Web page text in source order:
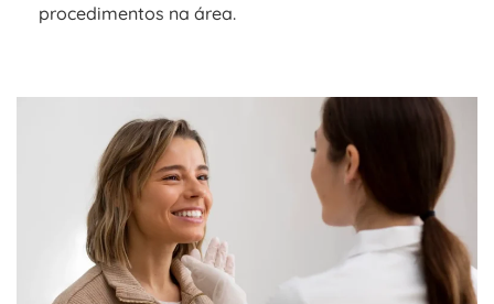
procedimentos na área.